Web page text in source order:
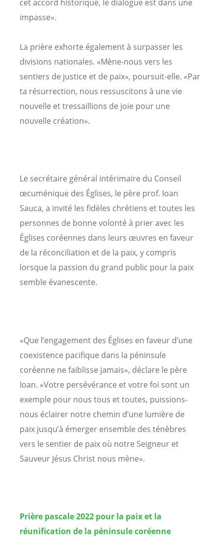
cet accord historique, le dialogue est dans une
impasse».
La prière exhorte également à surpasser les
divisions nationales. «Mène-nous vers les
sentiers de justice et de paix», poursuit-elle. «Par
ta résurrection, nous ressuscitons à une vie
nouvelle et tressaillions de joie pour une
nouvelle création».
Le secrétaire général intérimaire du Conseil
œcuménique des Églises, le père prof. Ioan
Sauca, a invité les fidèles chrétiens et toutes les
personnes de bonne volonté à prier avec les
Églises coréennes dans leurs œuvres en faveur
de la réconciliation et de la paix, y compris
lorsque la passion du grand public pour la paix
semble évanescente.
«Que l’engagement des Églises en faveur d’une
coexistence pacifique dans la péninsule
coréenne ne faiblisse jamais», déclare le père
Ioan. «Votre persévérance et votre foi sont un
exemple pour nous tous et toutes, puissions-
nous éclairer notre chemin d’une lumière de
paix jusqu’à émerger ensemble des ténèbres
vers le sentier de paix où notre Seigneur et
Sauveur Jésus Christ nous mène».
Prière pascale 2022 pour la paix et la
réunification de la péninsule coréenne